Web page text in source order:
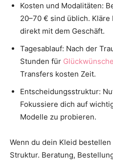
Kosten und Modalitäten:
20–70 € sind üblich. Kläre
direkt mit dem Geschäft.
Tagesablauf: Nach der
Stunden für Glückwünsche
Transfers kosten Zeit.
Entscheidungsstruktur:
Fokussiere dich auf
Modelle zu probieren.
Wenn du dein Kleid
Struktur. Beratung,